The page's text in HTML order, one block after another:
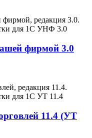
редакция 3.0.
для 1C УНФ 3.0
фирмой 3.0
редакция 11.4.
для 1C УТ 11.4
11.4 (УТ